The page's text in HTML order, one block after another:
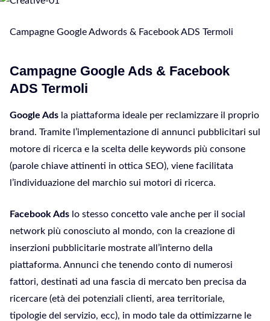
Campagne Google Adwords & Facebook ADS Termoli
Campagne Google Ads & Facebook
ADS Termoli
Google Ads la piattaforma ideale per reclamizzare il proprio
brand. Tramite l’implementazione di annunci pubblicitari sul
motore di ricerca e la scelta delle keywords più consone
(parole chiave attinenti in ottica SEO), viene facilitata
l’individuazione del marchio sui motori di ricerca.
Facebook Ads lo stesso concetto vale anche per il social
network più conosciuto al mondo, con la creazione di
inserzioni pubblicitarie mostrate all’interno della
piattaforma. Annunci che tenendo conto di numerosi
fattori, destinati ad una fascia di mercato ben precisa da
ricercare (età dei potenziali clienti, area territoriale,
tipologie del servizio, ecc), in modo tale da ottimizzarne le